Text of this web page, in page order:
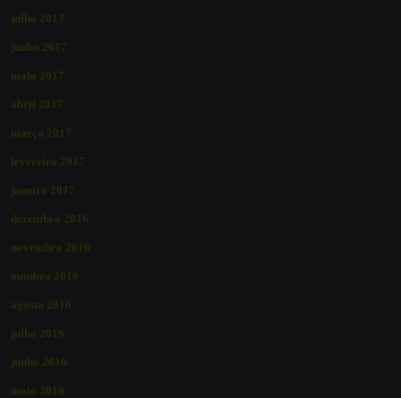
julho 2017
junho 2017
maio 2017
abril 2017
março 2017
fevereiro 2017
janeiro 2017
dezembro 2016
novembro 2016
outubro 2016
agosto 2016
julho 2016
junho 2016
maio 2016